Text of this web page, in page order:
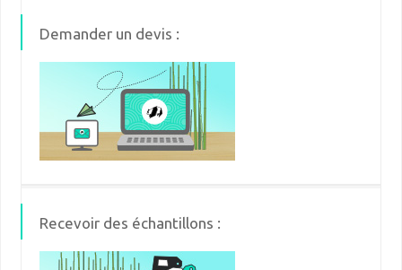
Demander un devis :
Recevoir des échantillons :